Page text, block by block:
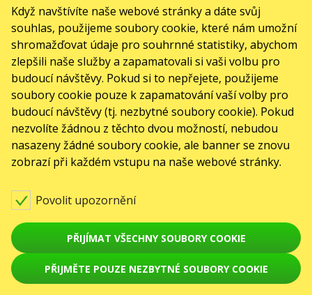
Když navštívíte naše webové stránky a dáte svůj
souhlas, použijeme soubory cookie, které nám umožní
shromažďovat údaje pro souhrnné statistiky, abychom
zlepšili naše služby a zapamatovali si vaši volbu pro
budoucí návštěvy. Pokud si to nepřejete, použijeme
soubory cookie pouze k zapamatování vaší volby pro
budoucí návštěvy (tj. nezbytné soubory cookie). Pokud
nezvolíte žádnou z těchto dvou možností, nebudou
nasazeny žádné soubory cookie, ale banner se znovu
zobrazí při každém vstupu na naše webové stránky.
Povolit upozornění
PŘIJÍMAT VŠECHNY SOUBORY COOKIE
PŘIJMĚTE POUZE NEZBYTNÉ SOUBORY COOKIE